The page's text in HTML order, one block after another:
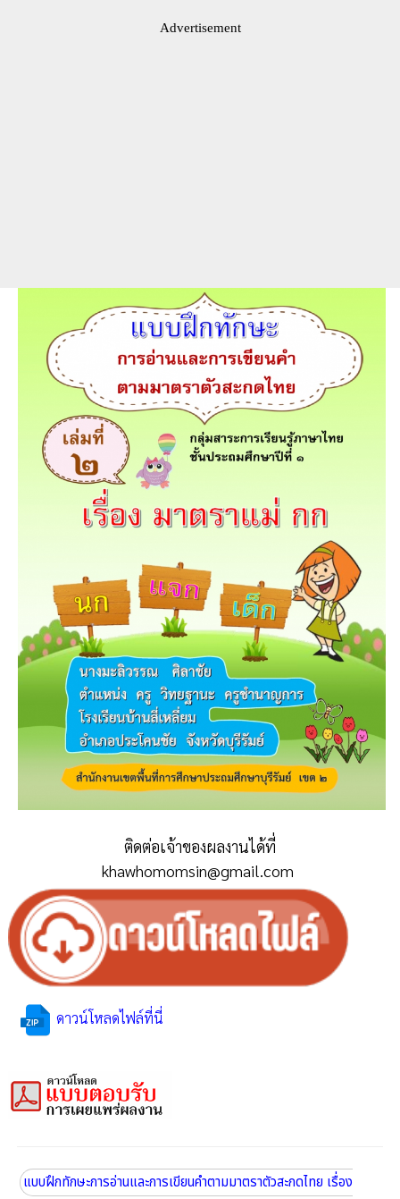
Advertisement
ติดต่อเจ้าของผลงานได้ที่
khawhomomsin@gmail.com
ดาวน์โหลดไฟล์ที่นี่
แบบฝึกทักษะการอ่านและการเขียนคำตามมาตราตัวสะกดไทย เรื่อง